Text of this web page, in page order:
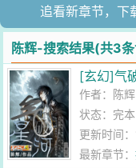
追看新章节，下
陈辉-搜索结果(共3
[玄幻]气
作者： 陈辉
状态：完本
更新时间
最新章节：